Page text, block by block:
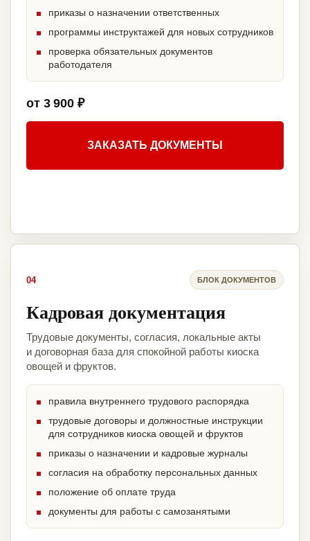
приказы о назначении ответственных
программы инструктажей для новых сотрудников
проверка обязательных документов
работодателя
от 3 900 ₽
ЗАКАЗАТЬ ДОКУМЕНТЫ
04 БЛОК ДОКУМЕНТОВ
Кадровая документация
Трудовые документы, согласия, локальные акты
и договорная база для спокойной работы киоска
овощей и фруктов.
правила внутреннего трудового распорядка
трудовые договоры и должностные инструкции
для сотрудников киоска овощей и фруктов
приказы о назначении и кадровые журналы
согласия на обработку персональных данных
положение об оплате труда
документы для работы с самозанятыми